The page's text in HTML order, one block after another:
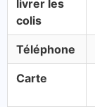
livrer les
colis
Téléphone
Carte